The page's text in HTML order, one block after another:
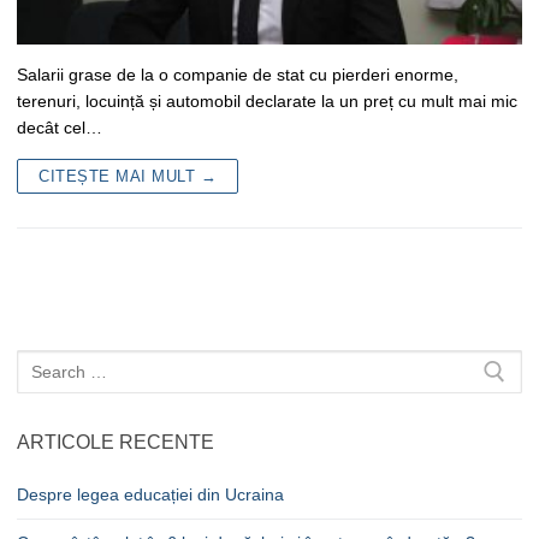
Salarii grase de la o companie de stat cu pierderi enorme,
terenuri, locuință și automobil declarate la un preț cu mult mai mic
decât cel…
CITEȘTE MAI MULT →
Caută
după:
ARTICOLE RECENTE
Despre legea educației din Ucraina